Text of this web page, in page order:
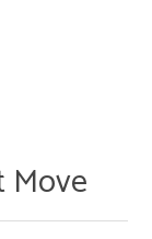
Move